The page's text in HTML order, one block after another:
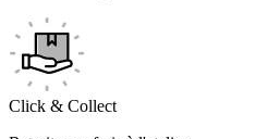
Click & Collect